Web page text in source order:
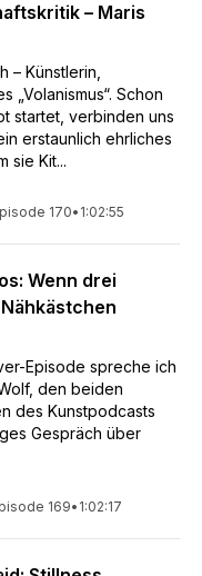
– Maris
– Künstlerin,
„Volanismus“. Schon
startet, verbinden uns
erstaunlich ehrliches
sie Kit...
170• 1:02:55
Wenn drei
Episode spreche ich
den beiden
des Kunstpodcasts
Gespräch über
169• 1:02:17